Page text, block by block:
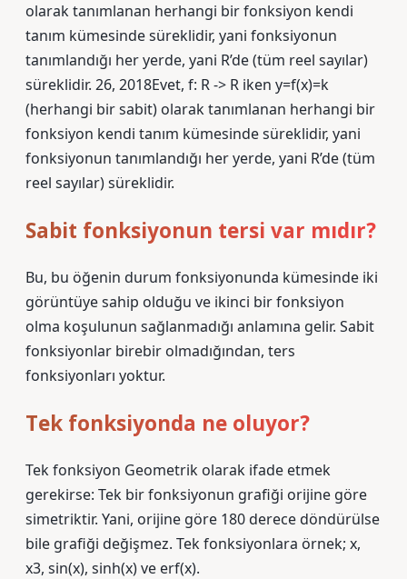
olarak tanımlanan herhangi bir fonksiyon kendi
tanım kümesinde süreklidir, yani fonksiyonun
tanımlandığı her yerde, yani R’de (tüm reel sayılar)
süreklidir. 26, 2018Evet, f: R -> R iken y=f(x)=k
(herhangi bir sabit) olarak tanımlanan herhangi bir
fonksiyon kendi tanım kümesinde süreklidir, yani
fonksiyonun tanımlandığı her yerde, yani R’de (tüm
reel sayılar) süreklidir.
Sabit fonksiyonun tersi var mıdır?
Bu, bu öğenin durum fonksiyonunda kümesinde iki
görüntüye sahip olduğu ve ikinci bir fonksiyon
olma koşulunun sağlanmadığı anlamına gelir. Sabit
fonksiyonlar birebir olmadığından, ters
fonksiyonları yoktur.
Tek fonksiyonda ne oluyor?
Tek fonksiyon Geometrik olarak ifade etmek
gerekirse: Tek bir fonksiyonun grafiği orijine göre
simetriktir. Yani, orijine göre 180 derece döndürülse
bile grafiği değişmez. Tek fonksiyonlara örnek; x,
x3, sin(x), sinh(x) ve erf(x).